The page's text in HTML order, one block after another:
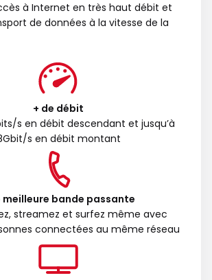
à Internet en très haut débit et
de données à la vitesse de la
+ de débit
s en débit descendant et jusqu’à
s en débit montant
meilleure bande passante
streamez et surfez même avec
connectées au même réseau